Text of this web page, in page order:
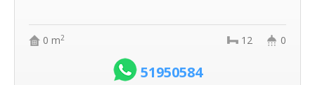
0 m2 0
12
51950584